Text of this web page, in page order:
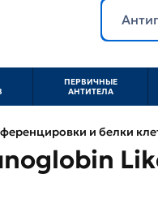
ПЕРВИЧНЫЕ
АНТИТЕЛА
и белки